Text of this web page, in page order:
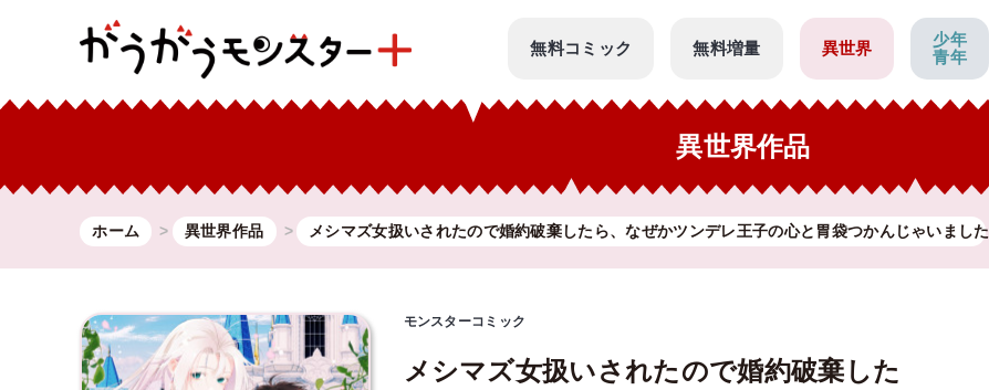
無料コミック 無料増量 異世界
少年
青年
異世界作品
ホーム 異世界作品 メシマズ女扱いされたので婚約破棄したら、なぜかツンデレ王子の心と胃袋つかんじゃいました
モンスターコミック
メシマズ女扱いされたので婚約破棄した